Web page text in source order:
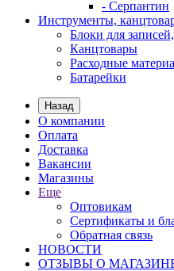
- Серпантин
Инструменты,
Блоки для
Канцтовары
Расходные
Батарейки
Назад
О компании
Оплата
Доставка
Вакансии
Магазины
Еще
Оптовикам
Сертификаты и
Обратная связь
НОВОСТИ
ОТЗЫВЫ О